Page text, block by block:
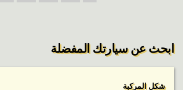
ابحث عن سيارتك المفضلة
شكل المركبة